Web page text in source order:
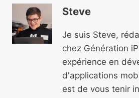
Steve
Je suis Steve,
chez Génération
expérience en
d'applications
est de vous tenir